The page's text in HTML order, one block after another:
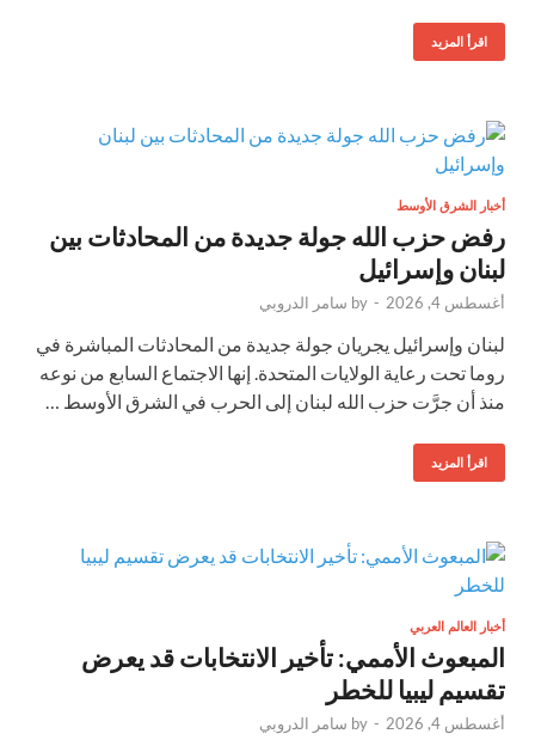
اقرأ المزيد
أخبار الشرق الأوسط
رفض حزب الله جولة جديدة من المحادثات بين
لبنان وإسرائيل
أغسطس 4, 2026 -
by سامر الدروبي
لبنان وإسرائيل يجريان جولة جديدة من المحادثات المباشرة في
روما تحت رعاية الولايات المتحدة. إنها الاجتماع السابع من نوعه
منذ أن جرَّت حزب الله لبنان إلى الحرب في الشرق الأوسط …
اقرأ المزيد
أخبار العالم العربي
المبعوث الأممي: تأخير الانتخابات قد يعرض
تقسيم ليبيا للخطر
أغسطس 4, 2026 -
by سامر الدروبي